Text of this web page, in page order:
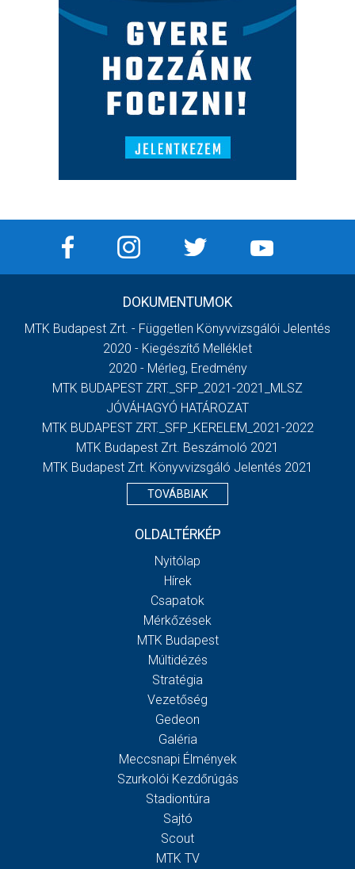
DOKUMENTUMOK
MTK Budapest Zrt. - Független Könyvvizsgálói Jelentés
2020 - Kiegészítő Melléklet
2020 - Mérleg, Eredmény
MTK BUDAPEST ZRT._SFP_2021-2021_MLSZ
JÓVÁHAGYÓ HATÁROZAT
MTK BUDAPEST ZRT._SFP_KERELEM_2021-2022
MTK Budapest Zrt. Beszámoló 2021
MTK Budapest Zrt. Könyvvizsgáló Jelentés 2021
TOVÁBBIAK
OLDALTÉRKÉP
Nyitólap
Hírek
Csapatok
Mérkőzések
MTK Budapest
Múltidézés
Stratégia
Vezetőség
Gedeon
Galéria
Meccsnapi Élmények
Szurkolói Kezdőrúgás
Stadiontúra
Sajtó
Scout
MTK TV